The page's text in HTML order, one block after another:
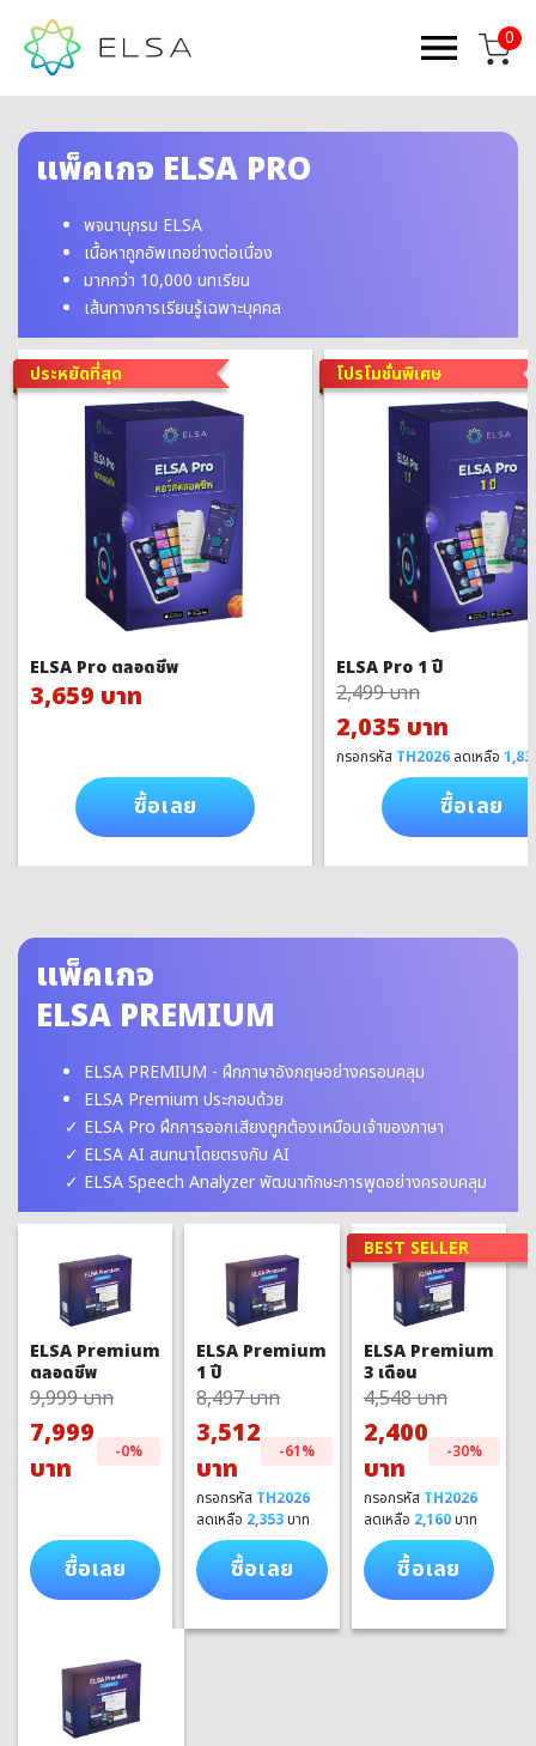
0
แพ็คเกจ ELSA PRO
พจนานุกรม ELSA
เนื้อหาถูกอัพเทอย่างต่อเนื่อง
มากกว่า 10,000 บทเรียน
เส้นทางการเรียนรู้เฉพาะบุคคล
ประหยัดที่สุด
ELSA Pro ตลอดชีพ
3,659 บาท
ซื้อเลย
โปรโมชั่นพิเศษ
ELSA Pro 1 ปี
2,499 บาท
2,035 บาท
กรอกรหัส TH2026 ลดเหลือ
ซื้อเลย
แพ็คเกจ
ELSA PREMIUM
ELSA PREMIUM - ฝึกภาษาอังกฤษอย่างครอบคลุม
ELSA Premium ประกอบด้วย
ELSA Pro ฝึกการออกเสียงถูกต้องเหมือนเจ้าของภาษา
ELSA AI สนทนาโดยตรงกับ AI
ELSA Speech Analyzer พัฒนาทักษะการพูดอย่างครอบคลุม
ELSA Premium
ตลอดชีพ
9,999 บาท
7,999
บาท
-0%
ซื้อเลย
ELSA Premium
1 ปี
8,497 บาท
3,512
บาท
-61%
กรอกรหัส TH2026
ลดเหลือ 2,353บาท
ซื้อเลย
BEST SELLER
ELSA Premium
3 เดือน
4,548 บาท
2,400
บาท
-30%
กรอกรหัส TH2026
ลดเหลือ 2,160บาท
ซื้อเลย